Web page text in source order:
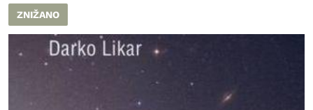
ZNIŽANO